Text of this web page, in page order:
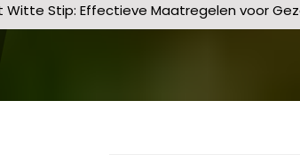
Witte Stip: Effectieve Maatregelen voor